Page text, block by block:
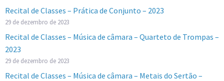
Recital de Classes – Prática de Conjunto – 2023
29 de dezembro de 2023
Recital de Classes – Música de câmara – Quarteto de Trompas –
2023
29 de dezembro de 2023
Recital de Classes – Música de câmara – Metais do Sertão –